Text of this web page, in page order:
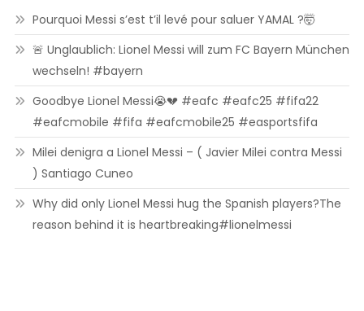
Pourquoi Messi s’est t’il levé pour saluer YAMAL ?🤯
🚨 Unglaublich: Lionel Messi will zum FC Bayern München
wechseln! #bayern
Goodbye Lionel Messi😭💔 #eafc #eafc25 #fifa22
#eafcmobile #fifa #eafcmobile25 #easportsfifa
Milei denigra a Lionel Messi – ( Javier Milei contra Messi
) Santiago Cuneo
Why did only Lionel Messi hug the Spanish players?The
reason behind it is heartbreaking#lionelmessi